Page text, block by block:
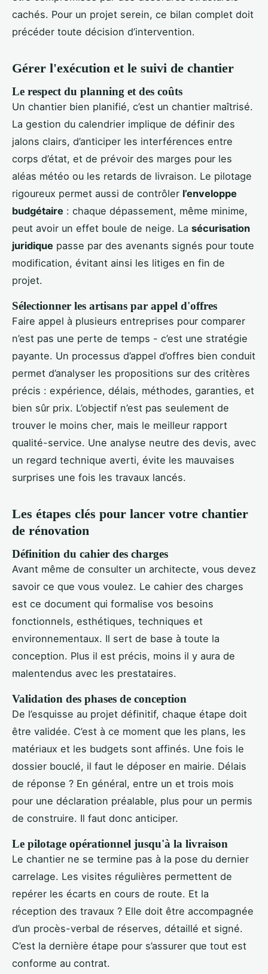
cachés. Pour un projet serein, ce bilan complet doit
précéder toute décision d’intervention.
Gérer l'exécution et le suivi de chantier
Le respect du planning et des coûts
Un chantier bien planifié, c’est un chantier maîtrisé.
La gestion du calendrier implique de définir des
jalons clairs, d’anticiper les interférences entre
corps d’état, et de prévoir des marges pour les
aléas météo ou les retards de livraison. Le pilotage
rigoureux permet aussi de contrôler l’enveloppe
budgétaire : chaque dépassement, même minime,
peut avoir un effet boule de neige. La sécurisation
juridique passe par des avenants signés pour toute
modification, évitant ainsi les litiges en fin de
projet.
Sélectionner les artisans par appel d'offres
Faire appel à plusieurs entreprises pour comparer
n’est pas une perte de temps - c’est une stratégie
payante. Un processus d’appel d’offres bien conduit
permet d’analyser les propositions sur des critères
précis : expérience, délais, méthodes, garanties, et
bien sûr prix. L’objectif n’est pas seulement de
trouver le moins cher, mais le meilleur rapport
qualité-service. Une analyse neutre des devis, avec
un regard technique averti, évite les mauvaises
surprises une fois les travaux lancés.
Les étapes clés pour lancer votre chantier
de rénovation
Définition du cahier des charges
Avant même de consulter un architecte, vous devez
savoir ce que vous voulez. Le cahier des charges
est ce document qui formalise vos besoins
fonctionnels, esthétiques, techniques et
environnementaux. Il sert de base à toute la
conception. Plus il est précis, moins il y aura de
malentendus avec les prestataires.
Validation des phases de conception
De l’esquisse au projet définitif, chaque étape doit
être validée. C’est à ce moment que les plans, les
matériaux et les budgets sont affinés. Une fois le
dossier bouclé, il faut le déposer en mairie. Délais
de réponse ? En général, entre un et trois mois
pour une déclaration préalable, plus pour un permis
de construire. Il faut donc anticiper.
Le pilotage opérationnel jusqu'à la livraison
Le chantier ne se termine pas à la pose du dernier
carrelage. Les visites régulières permettent de
repérer les écarts en cours de route. Et la
réception des travaux ? Elle doit être accompagnée
d’un procès-verbal de réserves, détaillé et signé.
C’est la dernière étape pour s’assurer que tout est
conforme au contrat.